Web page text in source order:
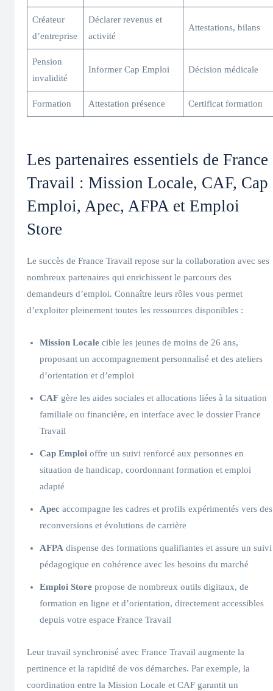
Créateur
d’entreprise
Déclarer revenus et
activité
Attestations, bilans
Pension
invalidité
Informer Cap Emploi Décision médicale
Formation Attestation présence Certificat formation
Les partenaires essentiels de France
Travail : Mission Locale, CAF, Cap
Emploi, Apec, AFPA et Emploi
Store
Le succès de France Travail repose sur la collaboration avec ses
nombreux partenaires qui enrichissent le parcours des
demandeurs d’emploi. Connaître leurs rôles vous permet
d’exploiter pleinement toutes les ressources disponibles :
Mission Locale cible les jeunes de moins de 26 ans,
proposant un accompagnement personnalisé et des ateliers
d’orientation et d’emploi
CAF gère les aides sociales et allocations liées à la situation
familiale ou financière, en interface avec le dossier France
Travail
Cap Emploi offre un suivi renforcé aux personnes en
situation de handicap, coordonnant formation et emploi
adapté
Apec accompagne les cadres et profils expérimentés vers des
reconversions et évolutions de carrière
AFPA dispense des formations qualifiantes et assure un suivi
pédagogique en cohérence avec les besoins du marché
Emploi Store propose de nombreux outils digitaux, de
formation en ligne et d’orientation, directement accessibles
depuis votre espace France Travail
Leur travail synchronisé avec France Travail augmente la
pertinence et la rapidité de vos démarches. Par exemple, la
coordination entre la Mission Locale et CAF garantit un